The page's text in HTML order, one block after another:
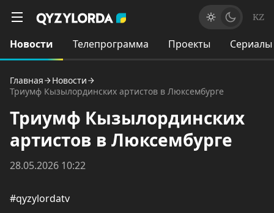
KZ
Новости Телепрограмма Проекты Сериалы
Главная
Новости
Триумф Кызылординских артистов в Люксембурге
Триумф Кызылординских
артистов в Люксембурге
28.05.2026 10:22
#qyzylordatv